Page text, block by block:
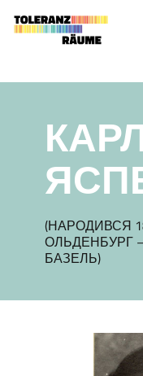
content
(НАРОДИВСЯ
ОЛЬДЕНБУРГ
БАЗЕЛЬ)